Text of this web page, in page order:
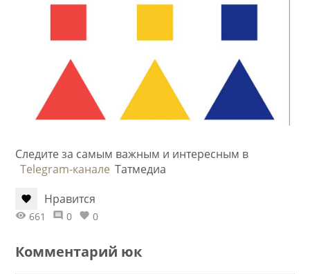
Следите за самым важным и интересным в
Telegram-канале Татмедиа
Нравится
661 0 0
Комментарий юк